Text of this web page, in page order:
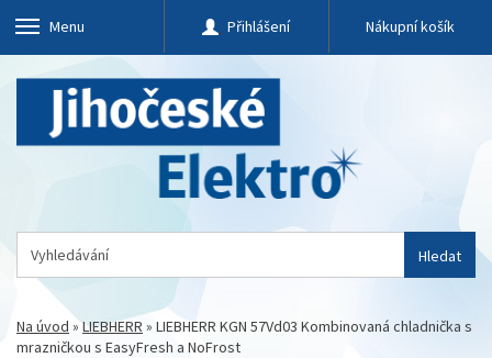
Menu Přihlášení Nákupní košík
Hledat
Na úvod »LIEBHERR » LIEBHERR KGN 57Vd03 Kombinovaná chladnička s
mrazničkou s EasyFresh a NoFrost